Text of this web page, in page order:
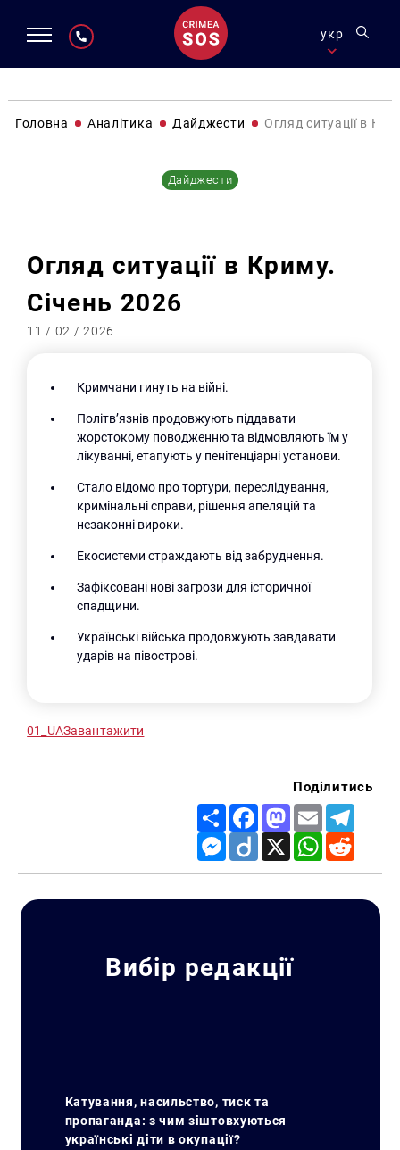
укр
Головна Аналітика Дайджести Огляд ситуації в
Дайджести
Огляд ситуації в Криму.
Січень 2026
11 / 02 / 2026
Кримчани гинуть на війні.
Політв’язнів продовжують піддавати
жорстокому поводженню та відмовляють їм у
лікуванні, етапують у пенітенціарні установи.
Стало відомо про тортури, переслідування,
кримінальні справи, рішення апеляцій та
незаконні вироки.
Екосистеми страждають від забруднення.
Зафіксовані нові загрози для історичної
спадщини.
Українські війська продовжують завдавати
ударів на півострові.
01_UAЗавантажити
Поділитись
Share FacebookMastodon
Email
Messenger
Diigo X WhatsApp
Вибір редакції
Катування, насильство, тиск та
пропаганда: з чим зіштовхуються
українські діти в окупації?